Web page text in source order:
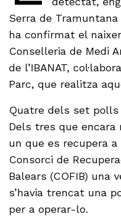
Serra de
ha confirmat el
Conselleria de Medi
de l’IBANAT,
Parc, que realitza
Quatre dels set
Dels tres que encara
un que es recupera
Consorci de
Balears (COFIB) una
s’havia trencat una
per a operar-lo.